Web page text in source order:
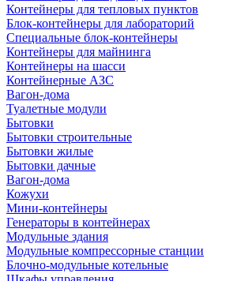
Контейнеры для тепловых пунктов
Блок-контейнеры для лабораторий
Специальные блок-контейнеры
Контейнеры для майнинга
Контейнеры на шасси
Контейнерные АЗС
Вагон-дома
Туалетные модули
Бытовки
Бытовки строительные
Бытовки жилые
Бытовки дачные
Вагон-дома
Кожухи
Мини-контейнеры
Генераторы в контейнерах
Модульные здания
Модульные компрессорные станции
Блочно-модульные котельные